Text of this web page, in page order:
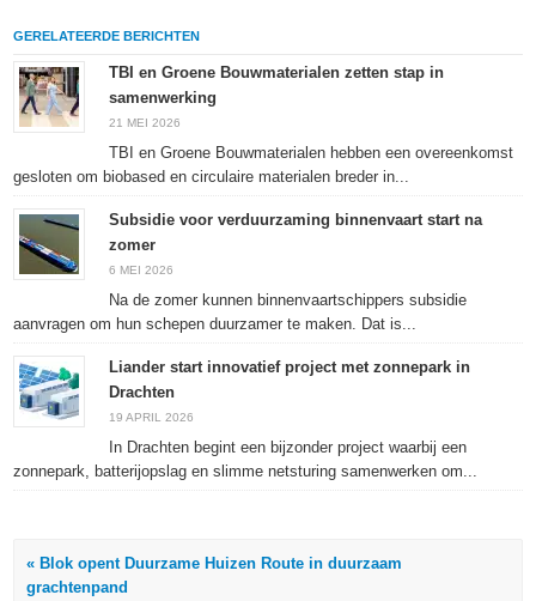
Facebook
(Wordt
een
nieuw
venster
geopend)
delen
(Wordt
een
venster
geopend)
Twitter
(Wordt
een
nieuw
venster
geopend)
nieuw
GERELATEERDE BERICHTEN
TBI en Groene Bouwmaterialen zetten stap in
samenwerking
21 MEI 2026
TBI en Groene Bouwmaterialen hebben een overeenkomst
gesloten om biobased en circulaire materialen breder in...
Subsidie voor verduurzaming binnenvaart start na
zomer
6 MEI 2026
Na de zomer kunnen binnenvaartschippers subsidie
aanvragen om hun schepen duurzamer te maken. Dat is...
Liander start innovatief project met zonnepark in
Drachten
19 APRIL 2026
In Drachten begint een bijzonder project waarbij een
zonnepark, batterijopslag en slimme netsturing samenwerken om...
« Blok opent Duurzame Huizen Route in duurzaam
grachtenpand